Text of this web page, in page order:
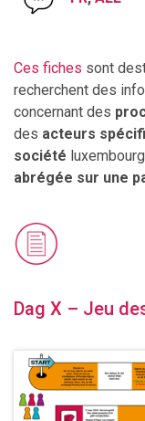
Ces fiches sont
recherchent des
concernant des
des acteurs
société
abrégée sur une
Dag X – Jeu